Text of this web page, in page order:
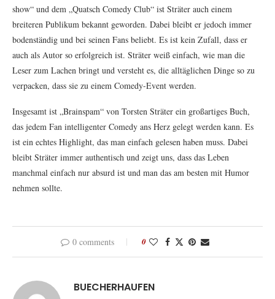
show“ und dem „Quatsch Comedy Club“ ist Sträter auch einem
breiteren Publikum bekannt geworden. Dabei bleibt er jedoch immer
bodenständig und bei seinen Fans beliebt. Es ist kein Zufall, dass er
auch als Autor so erfolgreich ist. Sträter weiß einfach, wie man die
Leser zum Lachen bringt und versteht es, die alltäglichen Dinge so zu
verpacken, dass sie zu einem Comedy-Event werden.
Insgesamt ist „Brainspam“ von Torsten Sträter ein großartiges Buch,
das jedem Fan intelligenter Comedy ans Herz gelegt werden kann. Es
ist ein echtes Highlight, das man einfach gelesen haben muss. Dabei
bleibt Sträter immer authentisch und zeigt uns, dass das Leben
manchmal einfach nur absurd ist und man das am besten mit Humor
nehmen sollte.
0 comments 0
BUECHERHAUFEN